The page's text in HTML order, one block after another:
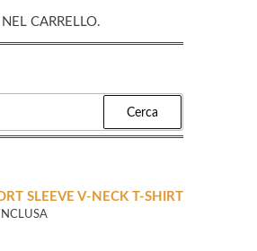
CARRELLO.
SLEEVE V-NECK T-SHIRT